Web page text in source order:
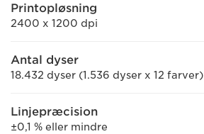
Printopløsning
2400 x 1200 dpi
Antal dyser
18.432 dyser (1.536 dyser x 12 farver)
Linjepræcision
±0,1 % eller mindre